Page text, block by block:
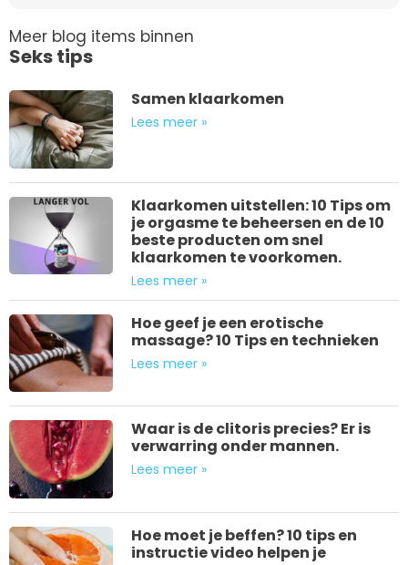
Meer blog items binnen
Seks tips
Samen klaarkomen
Lees meer »
Klaarkomen uitstellen: 10 Tips om
je orgasme te beheersen en de 10
beste producten om snel
klaarkomen te voorkomen.
Lees meer »
Hoe geef je een erotische
massage? 10 Tips en technieken
Lees meer »
Waar is de clitoris precies? Er is
verwarring onder mannen.
Lees meer »
Hoe moet je beffen? 10 tips en
instructie video helpen je